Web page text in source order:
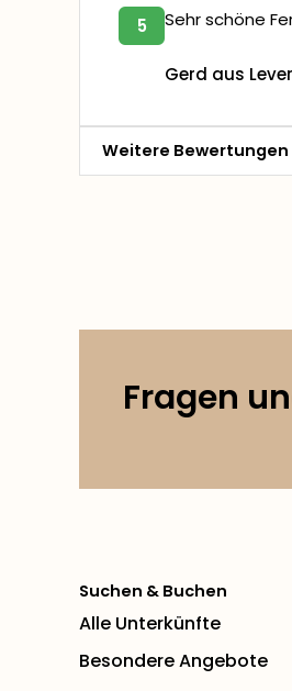
5 Sehr schöne
Gerd aus
Weitere Bewertungen
Fragen
Suchen & Buchen
Alle Unterkünfte
Besondere Angebote